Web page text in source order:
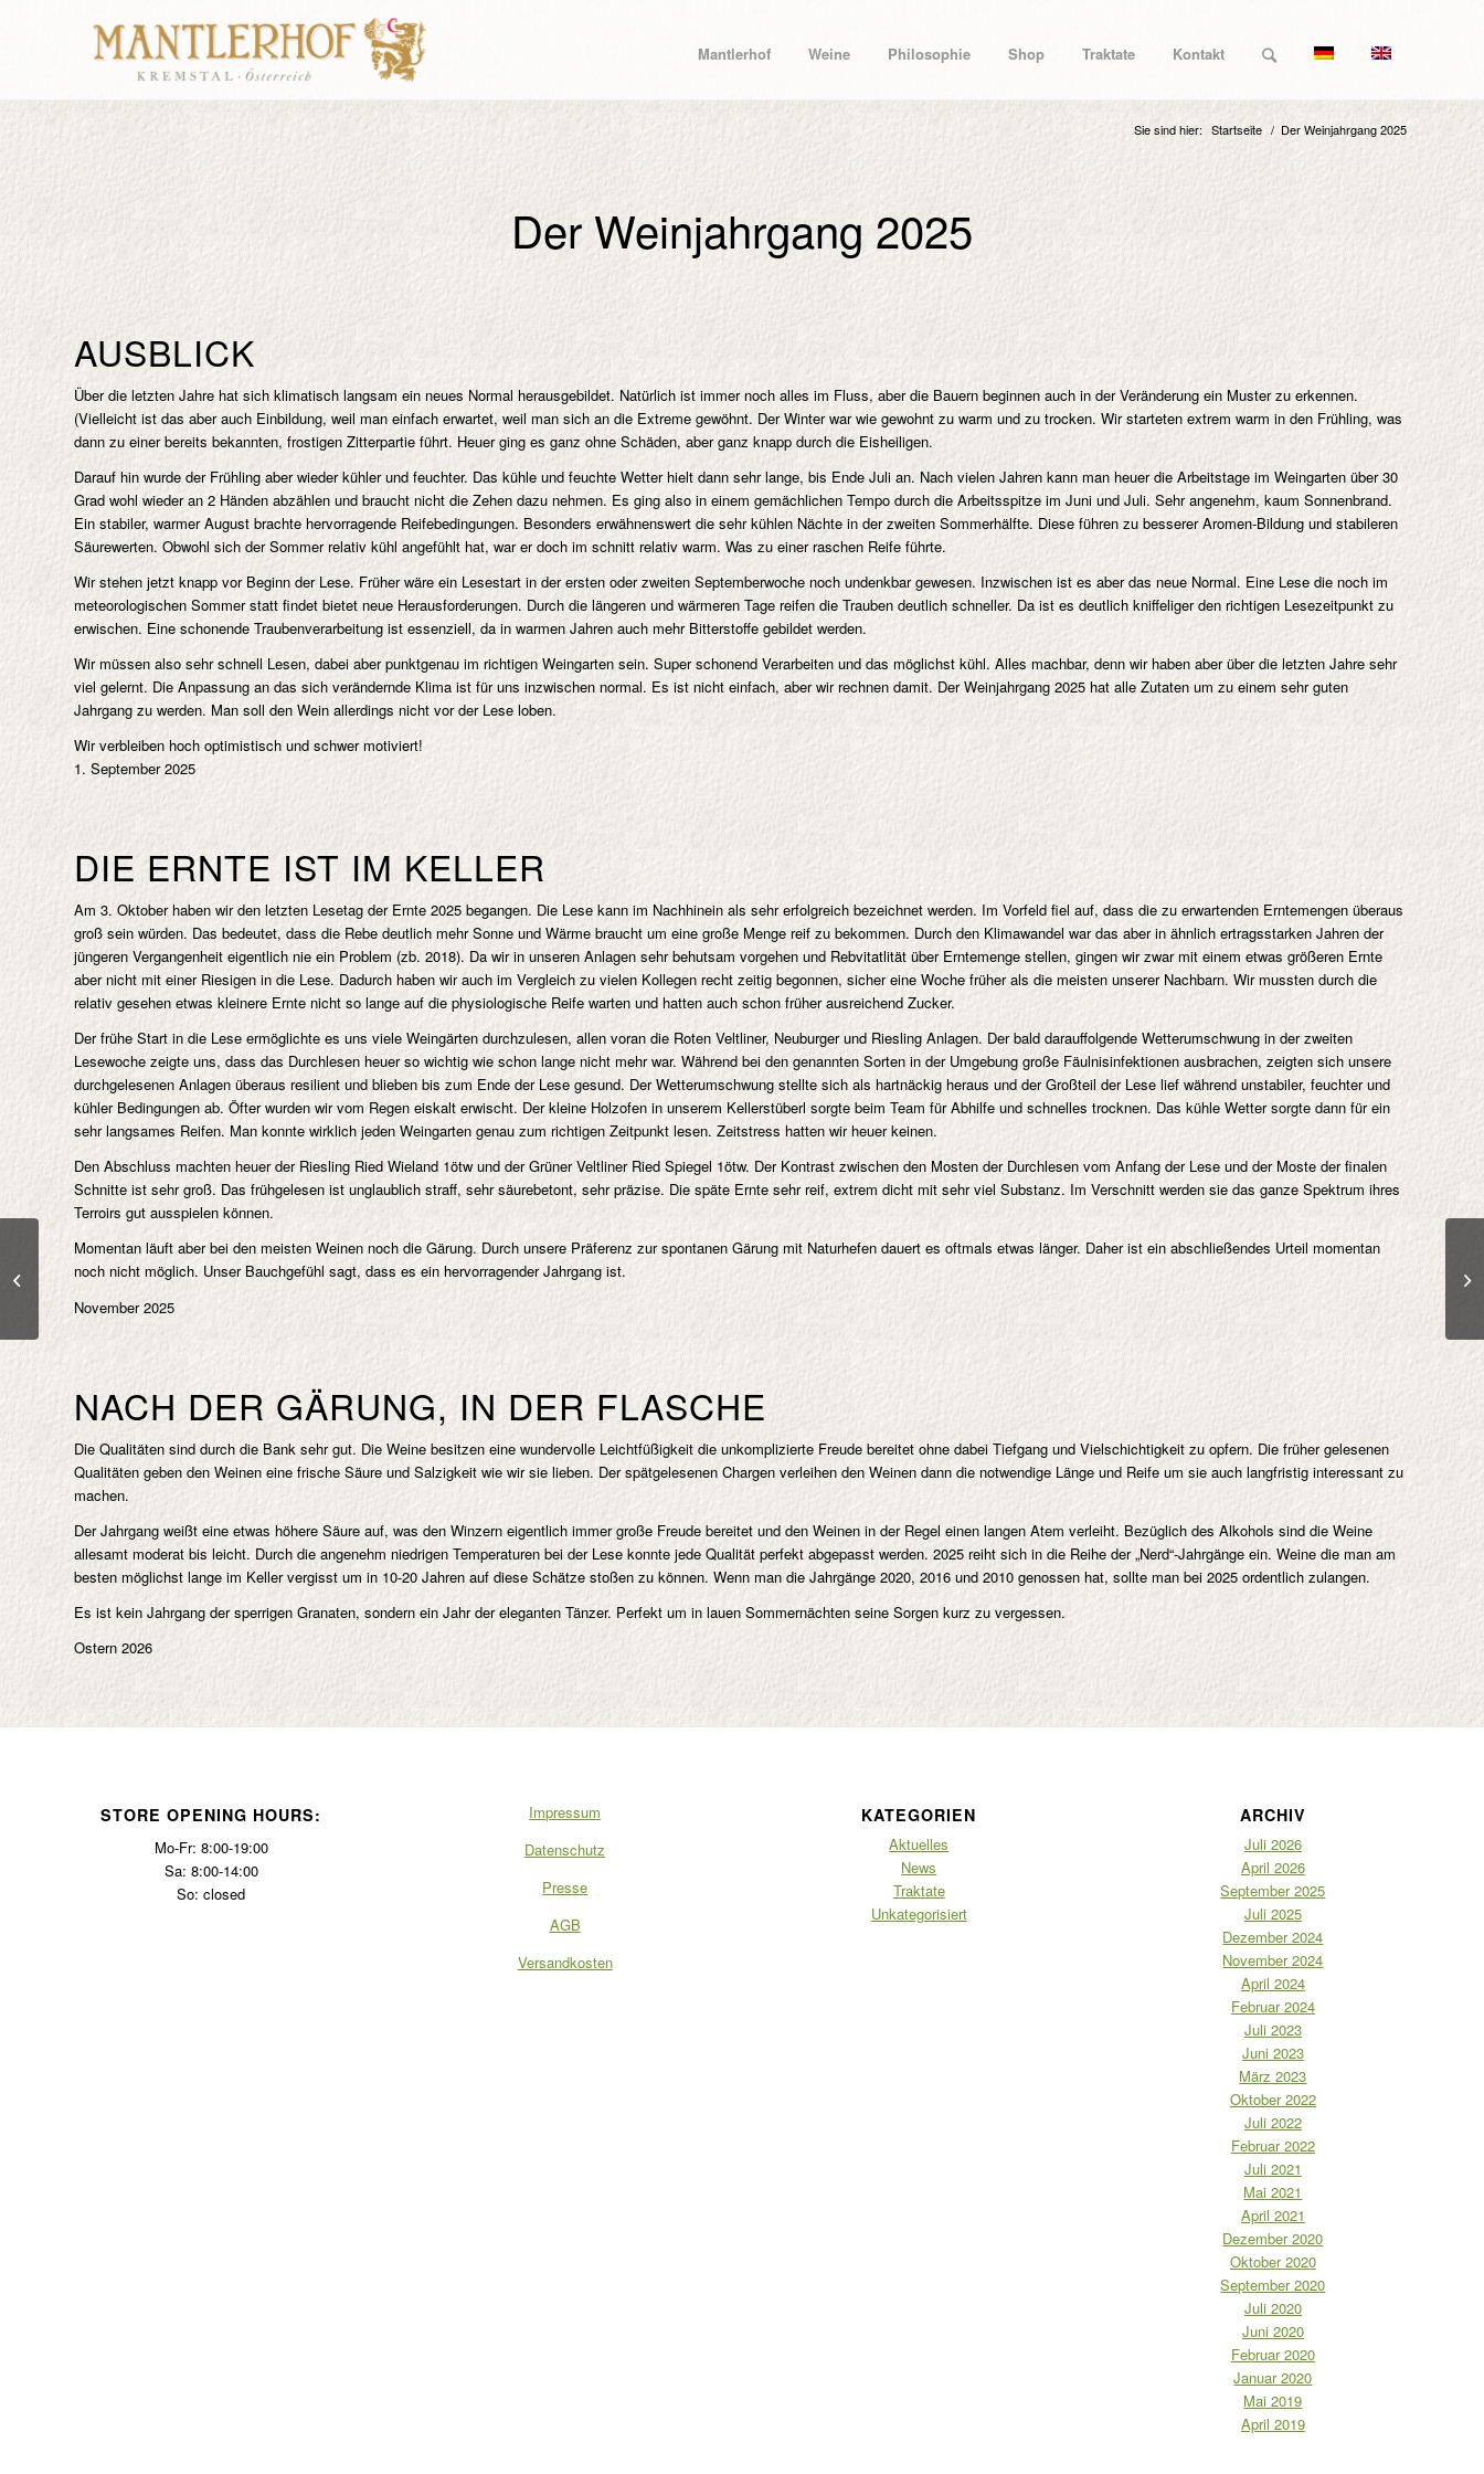
Mantlerhof Weine Philosophie Shop Traktate Kontakt
Sie sind hier: Startseite / Der Weinjahrgang 2025
Der Weinjahrgang 2025
AUSBLICK
Über die letzten Jahre hat sich klimatisch langsam ein neues Normal herausgebildet. Natürlich ist immer noch alles im Fluss, aber die Bauern beginnen auch in der Veränderung ein Muster zu erkennen.
(Vielleicht ist das aber auch Einbildung, weil man einfach erwartet, weil man sich an die Extreme gewöhnt. Der Winter war wie gewohnt zu warm und zu trocken. Wir starteten extrem warm in den Frühling, was
dann zu einer bereits bekannten, frostigen Zitterpartie führt. Heuer ging es ganz ohne Schäden, aber ganz knapp durch die Eisheiligen.
Darauf hin wurde der Frühling aber wieder kühler und feuchter. Das kühle und feuchte Wetter hielt dann sehr lange, bis Ende Juli an. Nach vielen Jahren kann man heuer die Arbeitstage im Weingarten über 30
Grad wohl wieder an 2 Händen abzählen und braucht nicht die Zehen dazu nehmen. Es ging also in einem gemächlichen Tempo durch die Arbeitsspitze im Juni und Juli. Sehr angenehm, kaum Sonnenbrand.
Ein stabiler, warmer August brachte hervorragende Reifebedingungen. Besonders erwähnenswert die sehr kühlen Nächte in der zweiten Sommerhälfte. Diese führen zu besserer Aromen-Bildung und stabileren
Säurewerten. Obwohl sich der Sommer relativ kühl angefühlt hat, war er doch im schnitt relativ warm. Was zu einer raschen Reife führte.
Wir stehen jetzt knapp vor Beginn der Lese. Früher wäre ein Lesestart in der ersten oder zweiten Septemberwoche noch undenkbar gewesen. Inzwischen ist es aber das neue Normal. Eine Lese die noch im
meteorologischen Sommer statt findet bietet neue Herausforderungen. Durch die längeren und wärmeren Tage reifen die Trauben deutlich schneller. Da ist es deutlich kniffeliger den richtigen Lesezeitpunkt zu
erwischen. Eine schonende Traubenverarbeitung ist essenziell, da in warmen Jahren auch mehr Bitterstoffe gebildet werden.
Wir müssen also sehr schnell Lesen, dabei aber punktgenau im richtigen Weingarten sein. Super schonend Verarbeiten und das möglichst kühl. Alles machbar, denn wir haben aber über die letzten Jahre sehr
viel gelernt. Die Anpassung an das sich verändernde Klima ist für uns inzwischen normal. Es ist nicht einfach, aber wir rechnen damit. Der Weinjahrgang 2025 hat alle Zutaten um zu einem sehr guten
Jahrgang zu werden. Man soll den Wein allerdings nicht vor der Lese loben.
Wir verbleiben hoch optimistisch und schwer motiviert!
1. September 2025
DIE ERNTE IST IM KELLER
Am 3. Oktober haben wir den letzten Lesetag der Ernte 2025 begangen. Die Lese kann im Nachhinein als sehr erfolgreich bezeichnet werden. Im Vorfeld fiel auf, dass die zu erwartenden Erntemengen überaus
groß sein würden. Das bedeutet, dass die Rebe deutlich mehr Sonne und Wärme braucht um eine große Menge reif zu bekommen. Durch den Klimawandel war das aber in ähnlich ertragsstarken Jahren der
jüngeren Vergangenheit eigentlich nie ein Problem (zb. 2018). Da wir in unseren Anlagen sehr behutsam vorgehen und Rebvitatlität über Erntemenge stellen, gingen wir zwar mit einem etwas größeren Ernte
aber nicht mit einer Riesigen in die Lese. Dadurch haben wir auch im Vergleich zu vielen Kollegen recht zeitig begonnen, sicher eine Woche früher als die meisten unserer Nachbarn. Wir mussten durch die
relativ gesehen etwas kleinere Ernte nicht so lange auf die physiologische Reife warten und hatten auch schon früher ausreichend Zucker.
Der frühe Start in die Lese ermöglichte es uns viele Weingärten durchzulesen, allen voran die Roten Veltliner, Neuburger und Riesling Anlagen. Der bald darauffolgende Wetterumschwung in der zweiten
Lesewoche zeigte uns, dass das Durchlesen heuer so wichtig wie schon lange nicht mehr war. Während bei den genannten Sorten in der Umgebung große Fäulnisinfektionen ausbrachen, zeigten sich unsere
durchgelesenen Anlagen überaus resilient und blieben bis zum Ende der Lese gesund. Der Wetterumschwung stellte sich als hartnäckig heraus und der Großteil der Lese lief während unstabiler, feuchter und
kühler Bedingungen ab. Öfter wurden wir vom Regen eiskalt erwischt. Der kleine Holzofen in unserem Kellerstüberl sorgte beim Team für Abhilfe und schnelles trocknen. Das kühle Wetter sorgte dann für ein
sehr langsames Reifen. Man konnte wirklich jeden Weingarten genau zum richtigen Zeitpunkt lesen. Zeitstress hatten wir heuer keinen.
Den Abschluss machten heuer der Riesling Ried Wieland 1ötw und der Grüner Veltliner Ried Spiegel 1ötw. Der Kontrast zwischen den Mosten der Durchlesen vom Anfang der Lese und der Moste der finalen
Schnitte ist sehr groß. Das frühgelesen ist unglaublich straff, sehr säurebetont, sehr präzise. Die späte Ernte sehr reif, extrem dicht mit sehr viel Substanz. Im Verschnitt werden sie das ganze Spektrum ihres
Terroirs gut ausspielen können.
Momentan läuft aber bei den meisten Weinen noch die Gärung. Durch unsere Präferenz zur spontanen Gärung mit Naturhefen dauert es oftmals etwas länger. Daher ist ein abschließendes Urteil momentan
noch nicht möglich. Unser Bauchgefühl sagt, dass es ein hervorragender Jahrgang ist.
November 2025
NACH DER GÄRUNG, IN DER FLASCHE
Die Qualitäten sind durch die Bank sehr gut. Die Weine besitzen eine wundervolle Leichtfüßigkeit die unkomplizierte Freude bereitet ohne dabei Tiefgang und Vielschichtigkeit zu opfern. Die früher gelesenen
Qualitäten geben den Weinen eine frische Säure und Salzigkeit wie wir sie lieben. Der spätgelesenen Chargen verleihen den Weinen dann die notwendige Länge und Reife um sie auch langfristig interessant zu
machen.
Der Jahrgang weißt eine etwas höhere Säure auf, was den Winzern eigentlich immer große Freude bereitet und den Weinen in der Regel einen langen Atem verleiht. Bezüglich des Alkohols sind die Weine
allesamt moderat bis leicht. Durch die angenehm niedrigen Temperaturen bei der Lese konnte jede Qualität perfekt abgepasst werden. 2025 reiht sich in die Reihe der „Nerd“-Jahrgänge ein. Weine die man am
besten möglichst lange im Keller vergisst um in 10-20 Jahren auf diese Schätze stoßen zu können. Wenn man die Jahrgänge 2020, 2016 und 2010 genossen hat, sollte man bei 2025 ordentlich zulangen.
Es ist kein Jahrgang der sperrigen Granaten, sondern ein Jahr der eleganten Tänzer. Perfekt um in lauen Sommernächten seine Sorgen kurz zu vergessen.
Ostern 2026
STORE OPENING HOURS:
Mo-Fr: 8:00-19:00
Sa: 8:00-14:00
So: closed
Impressum
Datenschutz
Presse
AGB
Versandkosten
KATEGORIEN
Aktuelles
News
Traktate
Unkategorisiert
ARCHIV
Juli 2026
April 2026
September 2025
Juli 2025
Dezember 2024
November 2024
April 2024
Februar 2024
Juli 2023
Juni 2023
März 2023
Oktober 2022
Juli 2022
Februar 2022
Juli 2021
Mai 2021
April 2021
Dezember 2020
Oktober 2020
September 2020
Juli 2020
Juni 2020
Februar 2020
Januar 2020
Mai 2019
April 2019
Aktuelle Wein-